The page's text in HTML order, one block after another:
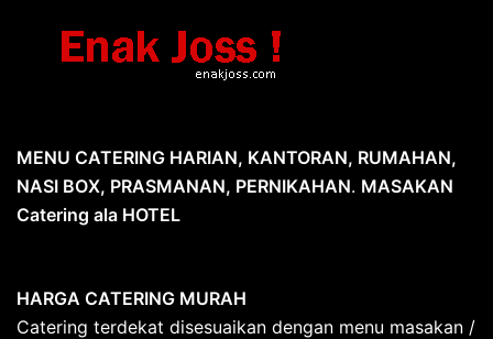
MENU CATERING HARIAN, KANTORAN, RUMAHAN,
NASI BOX, PRASMANAN, PERNIKAHAN. MASAKAN
Catering ala HOTEL
HARGA CATERING MURAH
Catering terdekat disesuaikan dengan menu masakan /